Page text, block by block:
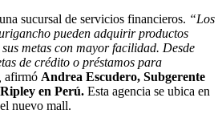
sucursal de servicios financieros. “Los
pueden adquirir productos
metas con mayor facilidad. Desde
de crédito o préstamos para
afirmó Andrea Escudero, Subgerente
en Perú. Esta agencia se ubica en
nuevo mall.